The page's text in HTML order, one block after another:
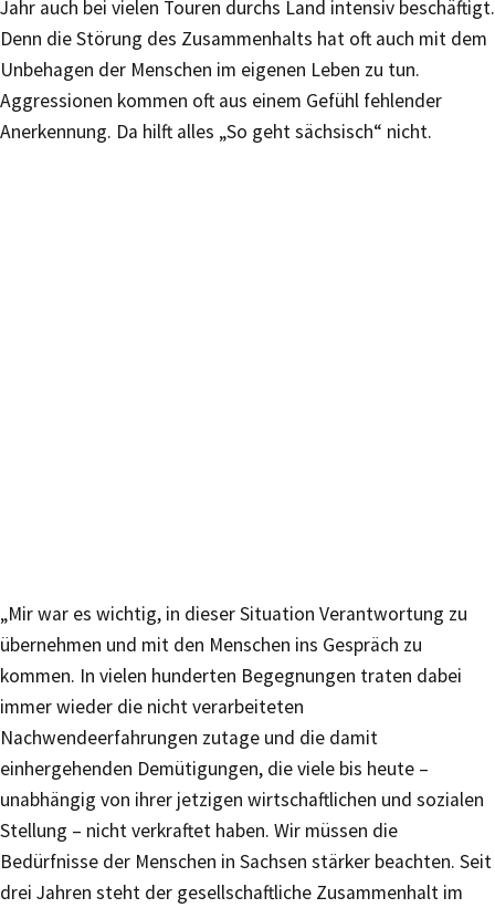
Jahr auch bei vielen Touren durchs Land intensiv beschäftigt.
Denn die Störung des Zusammenhalts hat oft auch mit dem
Unbehagen der Menschen im eigenen Leben zu tun.
Aggressionen kommen oft aus einem Gefühl fehlender
Anerkennung. Da hilft alles „So geht sächsisch“ nicht.
„Mir war es wichtig, in dieser Situation Verantwortung zu
übernehmen und mit den Menschen ins Gespräch zu
kommen. In vielen hunderten Begegnungen traten dabei
immer wieder die nicht verarbeiteten
Nachwendeerfahrungen zutage und die damit
einhergehenden Demütigungen, die viele bis heute –
unabhängig von ihrer jetzigen wirtschaftlichen und sozialen
Stellung – nicht verkraftet haben. Wir müssen die
Bedürfnisse der Menschen in Sachsen stärker beachten. Seit
drei Jahren steht der gesellschaftliche Zusammenhalt im